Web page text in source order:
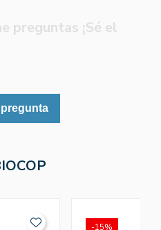
preguntas ¡Sé el
pregunta
-15%